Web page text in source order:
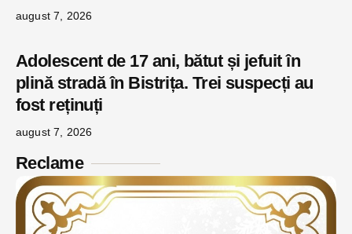
august 7, 2026
Adolescent de 17 ani, bătut și jefuit în
plină stradă în Bistrița. Trei suspecți au
fost reținuți
august 7, 2026
Reclame